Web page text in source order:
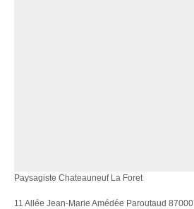
Paysagiste Chateauneuf La Foret
11 Allée Jean-Marie Amédée Paroutaud